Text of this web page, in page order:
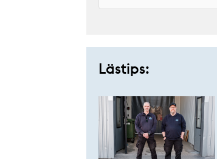
Lästips: